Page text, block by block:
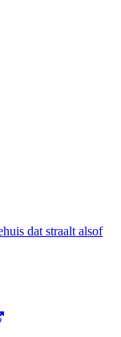
dat straalt alsof